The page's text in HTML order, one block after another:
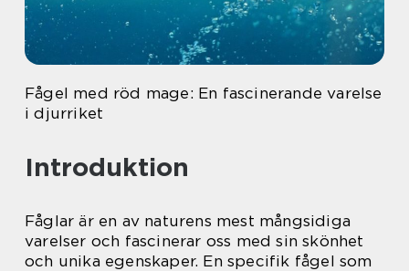
Fågel med röd mage: En fascinerande varelse
i djurriket
Introduktion
Fåglar är en av naturens mest mångsidiga
varelser och fascinerar oss med sin skönhet
och unika egenskaper. En specifik fågel som